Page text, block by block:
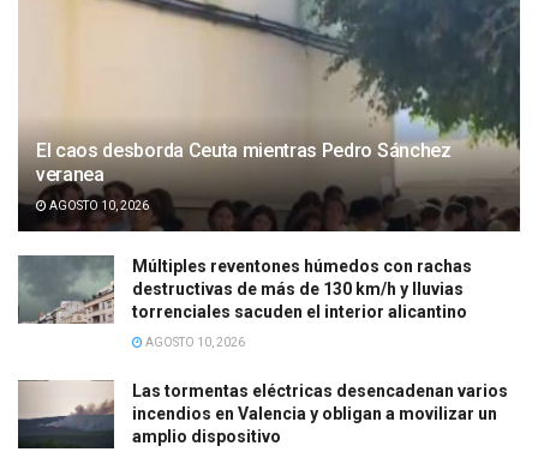
El caos desborda Ceuta mientras Pedro Sánchez
veranea
AGOSTO 10, 2026
Múltiples reventones húmedos con rachas
destructivas de más de 130 km/h y lluvias
torrenciales sacuden el interior alicantino
AGOSTO 10, 2026
Las tormentas eléctricas desencadenan varios
incendios en Valencia y obligan a movilizar un
amplio dispositivo